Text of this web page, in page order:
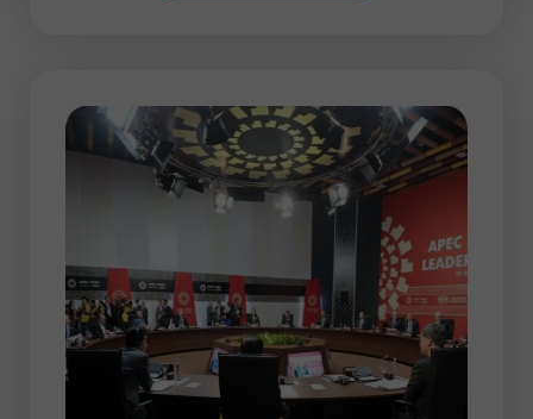
sistem otomatis yang dirancang untuk
trading mendatar mungkin lebih efektif
selama sesi ini. Namun, ada beberapa
periode peningkatan volatilitas,
contohnya, ketika Federal Reserve
mengumumkan hasil dari rapat
kebijakannya. Reaksi pasar terhadap
keputusan Fed bisa jadi cukup tajam.
Jadi, itu pasti akan berdampak signifikan
pada dinamika harga.